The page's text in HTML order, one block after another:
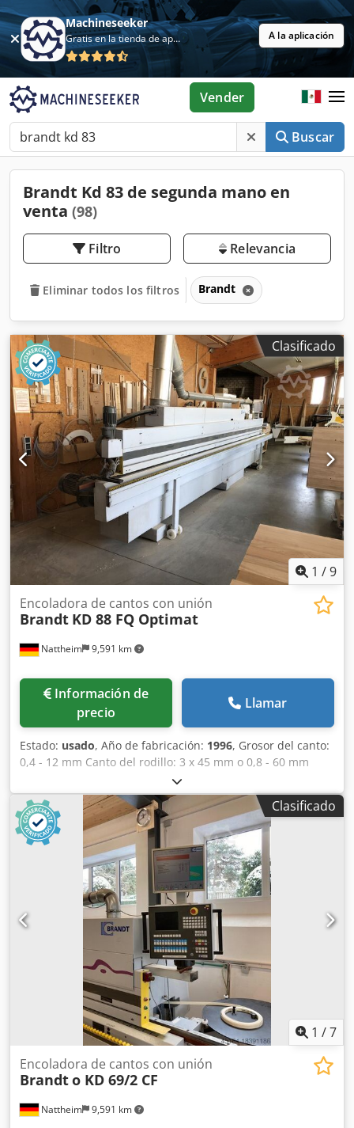
Machineseeker
Gratis en la tienda de aplicaciones A la aplicación
Buscar
Vender
Brandt Kd 83 de segunda mano en
venta (98)
Filtro Relevancia
Eliminar todos los filtros Brandt
Clasificado
1 /9
Nattheim 9,591 km
Encoladora de cantos con unión
Brandt KD 88 FQ Optimat
Información de
precio
Llamar
Estado: usado, Año de fabricación: 1996, Grosor del canto:
0,4 - 12 mm Canto del rodillo: 3 x 45 mm o 0,8 - 60 mm
Ancho mín. de la pieza de trabajo: 65 mm Longitud mín. de
la pieza de trabajo: 160 mm Grosor de la pieza de trabajo:
10 - 55 mm Avance: 13 m/min Prefresado (unión) Depósito
de cola Quickmelt Encolado de piezas Recorte Fresado a
ras Fresado de chaflanes Fresado de radios Copiado de
esquinas Rascador plano Unidad de pulido Dimensiones
de la máquina: 7450 x 1220 x 2400 mm Peso: 3000 kg
Ubicación de almacenamiento: Nattheim Dksdovvkd Tspfx
Akber
Clasificado
1 /7
Nattheim 9,591 km
Encoladora de cantos con unión
Brandto KD 69/2 CF